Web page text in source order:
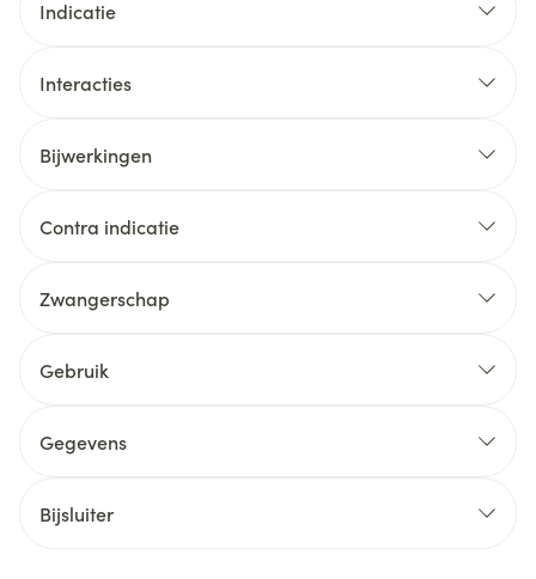
Indicatie
Interacties
Bijwerkingen
Contra indicatie
Zwangerschap
Gebruik
Gegevens
Bijsluiter